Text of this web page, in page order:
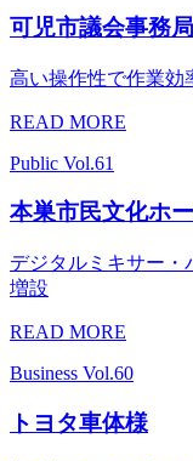
可児市議会事務
高い操作性で作業効
READ MORE
Public Vol.61
本巣市民文化ホ
デジタルミキサー・
増設
READ MORE
Business Vol.60
トヨタ車体様